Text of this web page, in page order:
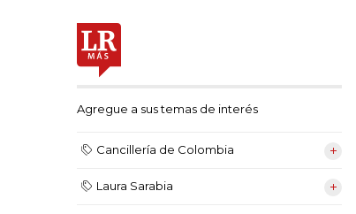
Agregue a sus temas de interés
Cancillería de Colombia
Laura Sarabia